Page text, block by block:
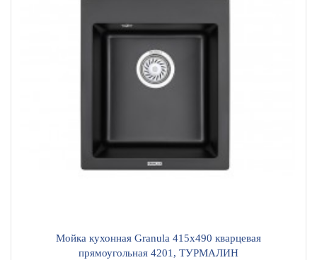
Мойка кухонная Granula 415х490 кварцевая
прямоугольная 4201, ТУРМАЛИН